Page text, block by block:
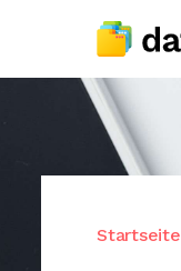
Startseite